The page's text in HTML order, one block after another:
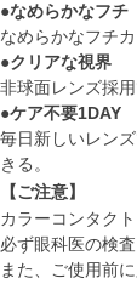
●なめらかなフチ
なめらかなフチ
●クリアな視界
非球面レンズ採
●ケア不要1DAY
毎日新しいレン
きる。
【ご注意】
カラーコンタク
必ず眼科医の検
また、ご使用前